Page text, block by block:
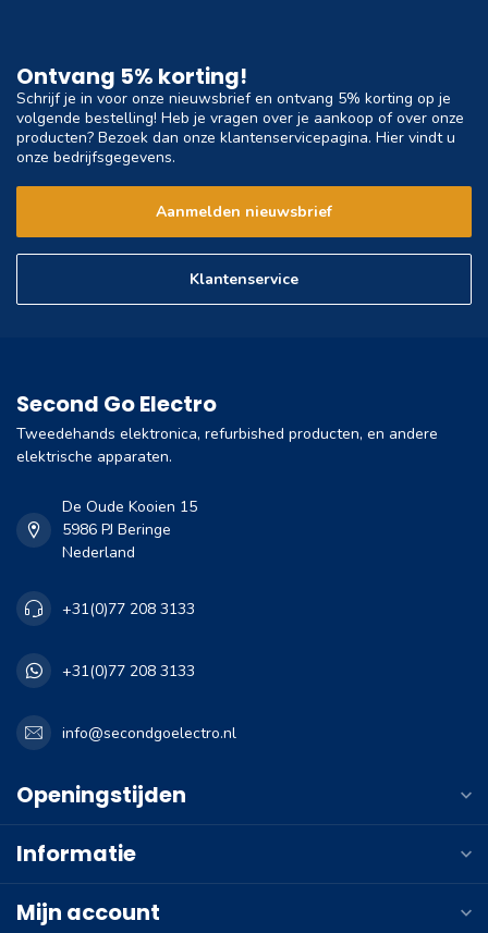
Ontvang 5% korting!
Schrijf je in voor onze nieuwsbrief en ontvang 5% korting op je
volgende bestelling! Heb je vragen over je aankoop of over onze
producten? Bezoek dan onze klantenservicepagina. Hier vindt u
onze bedrijfsgegevens.
Aanmelden nieuwsbrief
Klantenservice
Second Go Electro
Tweedehands elektronica, refurbished producten, en andere
elektrische apparaten.
De Oude Kooien 15
5986 PJ Beringe
Nederland
+31(0)77 208 3133
+31(0)77 208 3133
info@secondgoelectro.nl
Openingstijden
Informatie
Mijn account